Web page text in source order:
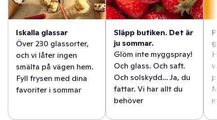
Iskalla glassar
Över 230 glassorter,
och vi låter ingen
smälta på vägen hem.
Fyll frysen med dina
favoriter i sommar
Släpp butiken. Det är
ju sommar.
Glöm inte myggspray!
Och glass. Och saft.
Och solskydd... Ja, du
fattar. Vi har allt du
behöver